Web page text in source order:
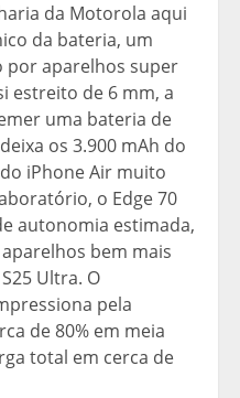
da Motorola aqui
da bateria, um
por aparelhos super
estreito de 6 mm, a
uma bateria de
os 3.900 mAh do
iPhone Air muito
o Edge 70
autonomia estimada,
bem mais
Ultra. O
pela
de 80% em meia
total em cerca de